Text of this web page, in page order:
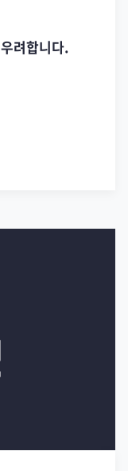
려합니다.